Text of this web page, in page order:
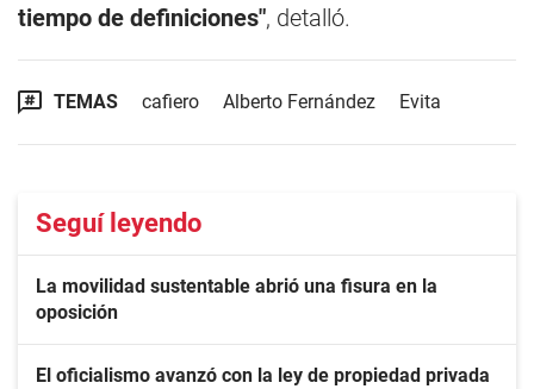
tiempo de definiciones", detalló.
TEMAS cafiero Alberto Fernández Evita
Seguí leyendo
La movilidad sustentable abrió una fisura en la
oposición
El oficialismo avanzó con la ley de propiedad privada